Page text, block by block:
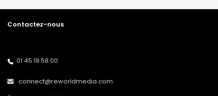
Contactez-nous
01 45 19 58 00
connect@reworldmedia.com